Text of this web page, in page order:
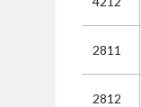
2811
2812